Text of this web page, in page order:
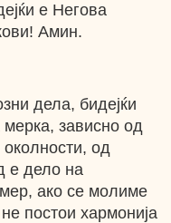
е Негова
Амин.
дела, бидејќи
мерка, зависно од
од
е дело на
ако се молиме
постои хармонија